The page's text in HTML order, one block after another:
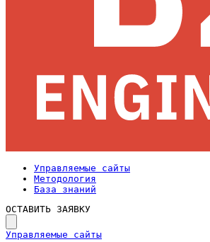
Управляемые сайты
Методология
База знаний
ОСТАВИТЬ ЗАЯВКУ
Управляемые сайты